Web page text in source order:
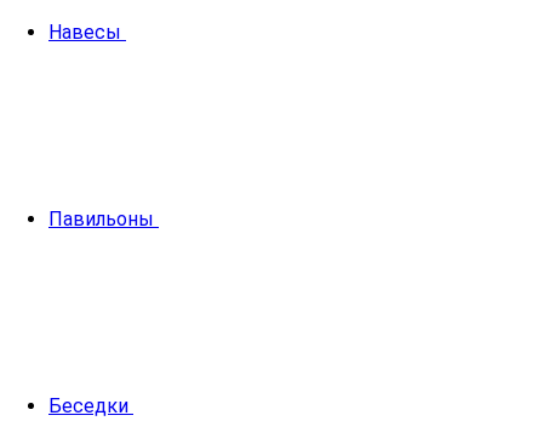
Навесы
Павильоны
Беседки